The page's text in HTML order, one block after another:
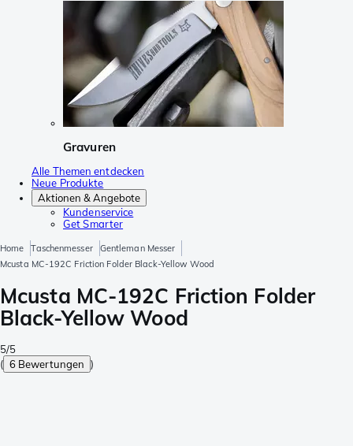
Gravuren
Alle Themen entdecken
Neue Produkte
Aktionen & Angebote
Kundenservice
Get Smarter
Home Taschenmesser
Gentleman Messer
Mcusta MC-192C Friction Folder Black-Yellow Wood
Mcusta MC-192C Friction Folder
Black-Yellow Wood
5/5
( 6 Bewertungen )